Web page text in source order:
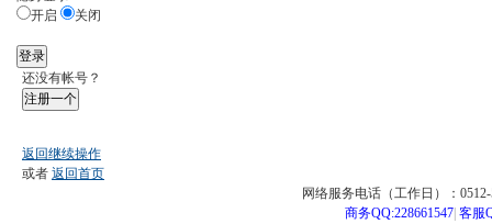
开启
关闭
登录
还没有帐号？
注册一个
返回继续操作
或者 返回首页
网络服务电话（工作日）：
商务QQ:228661547| 客服